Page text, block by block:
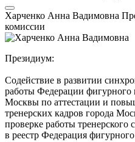
Харченко Анна Вадимовна
комиссии
Президиум:
Содействие в развитии
работы Федерации фигурного
Москвы по аттестации и
тренерских кадров города
проверке работы тренерского
в реестр Федерация